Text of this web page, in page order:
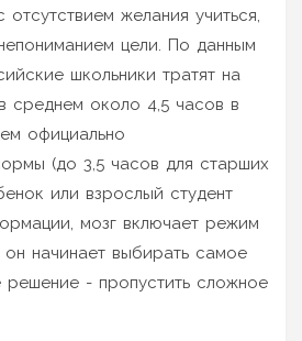
отсутствием желания учиться,
цели. По данным
школьники тратят на
среднем около 4,5 часов в
официально
(до 3,5 часов для старших
или взрослый студент
мозг включает режим
начинает выбирать самое
- пропустить сложное